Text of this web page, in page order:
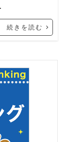
続きを読む
析
ック
楽天 RMS
リズム